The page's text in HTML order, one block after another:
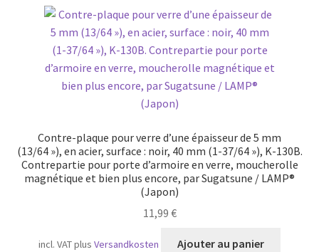
Contre-plaque pour verre d’une épaisseur de 5 mm
(13/64 »), en acier, surface : noir, 40 mm (1-37/64 »), K-130B.
Contrepartie pour porte d’armoire en verre, moucherolle
magnétique et bien plus encore, par Sugatsune / LAMP®
(Japon)
11,99 €
incl. VATplusVersandkosten Ajouter au panier